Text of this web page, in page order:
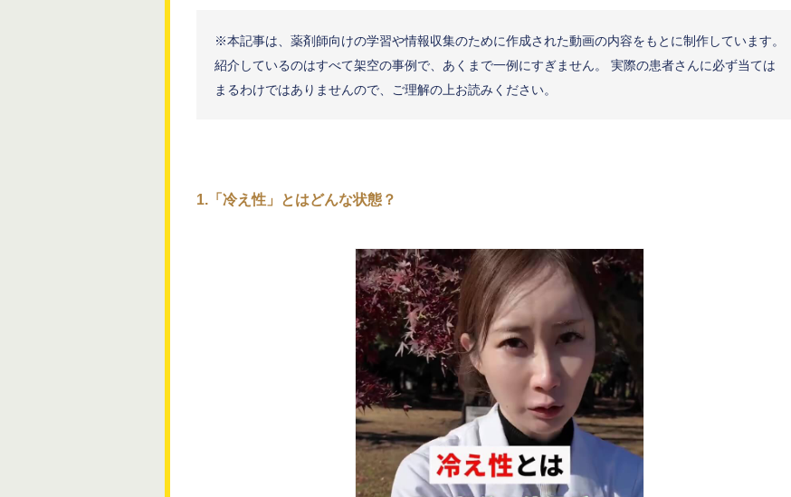
※本記事は、薬剤師向けの学習や情報収集のために作成された動画の内容をもとに制作しています。
紹介しているのはすべて架空の事例で、あくまで一例にすぎません。 実際の患者さんに必ず当ては
まるわけではありませんので、ご理解の上お読みください。
1.「冷え性」とはどんな状態？